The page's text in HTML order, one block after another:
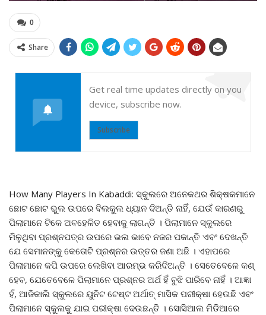
0
Share
Get real time updates directly on you
device, subscribe now.
Subscribe
How Many Players In Kabaddi: ସ୍କୁଲରେ ଅନେକଥର ଶିକ୍ଷକମାନେ
ଛୋଟ ଛୋଟ ଭୁଲ ଉପରେ ବିଲକୁଲ ଧ୍ୟାନ ଦିଅନ୍ତି ନାହିଁ, ଯେଉଁ କାରଣରୁ
ପିଲାମାନେ ଟିକେ ଅବହେଳିତ ହେବାକୁ ଲାଗନ୍ତି । ପିଲାମାନେ ସ୍କୁଲରେ
ମିଳୁଥିବା ପ୍ରଶ୍ନପତ୍ର ଉପରେ ଭଲ ଭାବେ ନଜର ପକାନ୍ତି ଏବଂ ଦେଖନ୍ତି
ଯେ ସେମାନଙ୍କୁ କେତୋଟି ପ୍ରଶ୍ନର ଉତ୍ତର ଜଣା ଅଛି । ଏହାପରେ
ପିଲାମାନେ କପି ଉପରେ ଲେଖିବା ଆରମ୍ଭ କରିଦିଅନ୍ତି । ସେତେବେଳେ କଣ୍
ହେବ, ଯେତେବେଳେ ପିଲାମାନେ ପ୍ରଶ୍ନର ଅର୍ଥ ହିଁ ବୁଝି ପାରିବେ ନାହିଁ । ଆଜ୍ଞା
ହଁ, ଆଜିକାଲି ସ୍କୁଲରେ ୟୁନିଟ ଟେଷ୍ଟ ଅର୍ଥାତ୍ ମାସିକ ପରୀକ୍ଷା ହେଉଛି ଏବଂ
ପିଲାମାନେ ସ୍କୁଲକୁ ଯାଇ ପରୀକ୍ଷା ଦେଉଛନ୍ତି । ସୋସିଆଲ ମିଡିଆରେ